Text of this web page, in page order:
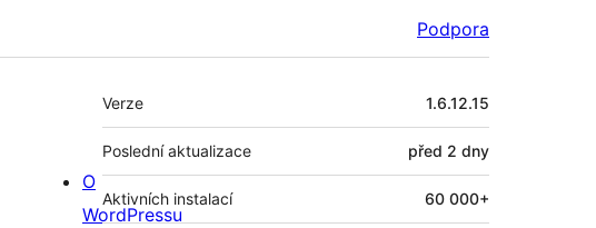
Podpora
Meta
Verze 1.6.12.15
Poslední aktualizace před 2 dny
Aktivních instalací 60 000+
O
WordPressu